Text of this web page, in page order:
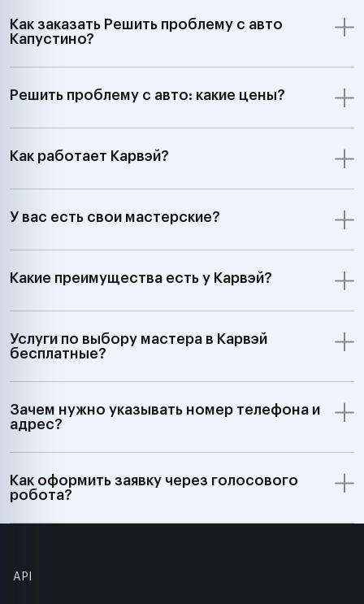
Как заказать Решить проблему с авто
Капустино?
Решить проблему с авто: какие цены?
Как работает Карвэй?
У вас есть свои мастерские?
Какие преимущества есть у Карвэй?
Услуги по выбору мастера в Карвэй
бесплатные?
Зачем нужно указывать номер телефона и
адрес?
Как оформить заявку через голосового
робота?
API